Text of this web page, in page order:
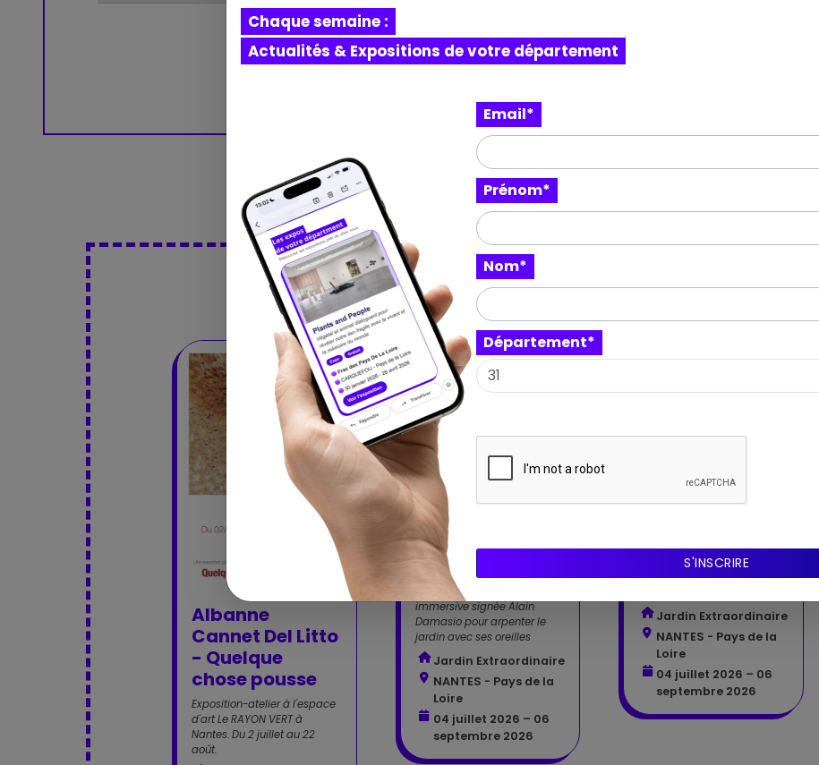
Découvrez aussi ces expositions
à proximité
Albanne
Cannet Del Litto
- Quelque
chose pousse
Exposition-atelier à l'espace
d'art Le RAYON VERT à
Nantes. Du 2 juillet au 22
août.
Expo
Le temps qui
pousse
Une balade sonore
immersive signée Alain
Damasio pour arpenter le
jardin avec ses oreilles
Jardin Extraordinaire
NANTES - Pays de la
Loire
04 juillet 2026 – 06
septembre 2026
Les
Quand la terre et la matière
organique deviennent des
colonnes monumentales et
Jardin Extraordinaire
NANTES - Pays de la
Loire
04 juillet 2026 – 06
septembre 2026
Chaque semaine :
Actualités & Expositions de votre département
Email*
Prénom*
Nom*
Département*